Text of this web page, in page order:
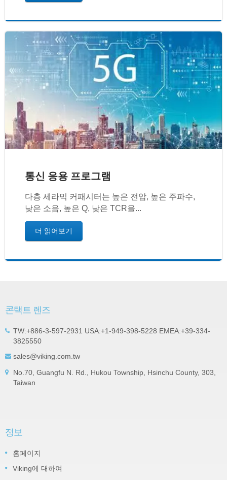
통신 응용 프로그램
다층 세라믹 커패시터는 높은 전압, 높은 주파수,
낮은 소음, 높은 Q, 낮은 TCR을...
더 읽어보기
콘택트 렌즈
TW:+886-3-597-2931 USA:+1-949-398-5228 EMEA:+39-334-
3825550
sales@viking.com.tw
No.70, Guangfu N. Rd., Hukou Township, Hsinchu County, 303,
Taiwan
정보
홈페이지
Viking에 대하여